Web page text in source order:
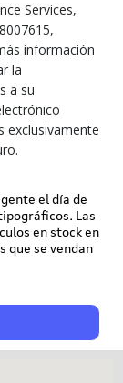
Services,
información
la
a su
exclusivamente
el día de
Las
en stock en
que se vendan